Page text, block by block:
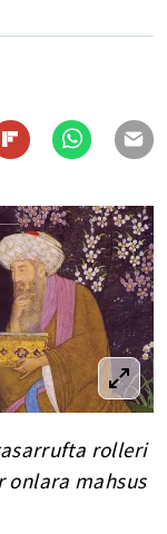
rolleri
onlara mahsus